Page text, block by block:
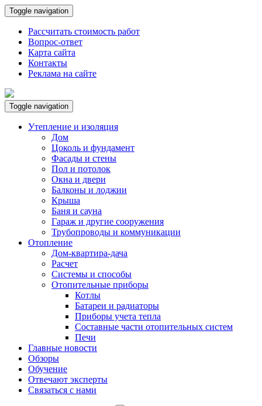
Toggle navigation
Рассчитать стоимость работ
Вопрос-ответ
Карта сайта
Контакты
Реклама на сайте
Toggle navigation
Утепление и изоляция
Дом
Цоколь и фундамент
Фасады и стены
Пол и потолок
Окна и двери
Балконы и лоджии
Крыша
Баня и сауна
Гараж и другие сооружения
Трубопроводы и коммуникации
Отопление
Дом-квартира-дача
Расчет
Системы и способы
Отопительные приборы
Котлы
Батареи и радиаторы
Приборы учета тепла
Составные части отопительных систем
Печи
Главные новости
Обзоры
Обучение
Отвечают эксперты
Связаться с нами